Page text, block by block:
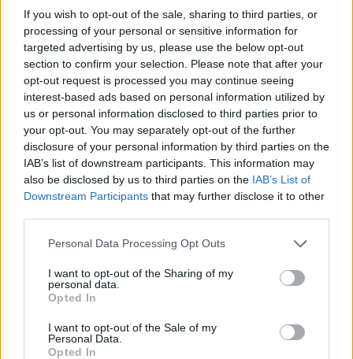
If you wish to opt-out of the sale, sharing to third parties, or
processing of your personal or sensitive information for
targeted advertising by us, please use the below opt-out
section to confirm your selection. Please note that after your
opt-out request is processed you may continue seeing
interest-based ads based on personal information utilized by
us or personal information disclosed to third parties prior to
your opt-out. You may separately opt-out of the further
disclosure of your personal information by third parties on the
IAB’s list of downstream participants. This information may
also be disclosed by us to third parties on the IAB’s List of
Downstream Participants that may further disclose it to other
Please note that this website/app uses one or more Google
not limited to your visit or usage behaviour. You may click to
grant or deny consent to Google and its third-party tags to
use your data for below specified purposes in below Google
consent section.
Personal Data Processing Opt Outs
I want to opt-out of the Sharing of my
personal data.
Opted In
I want to opt-out of the Sale of my
Personal Data.
Opted In
A Juno tudósainak sikerült újraalkotniuk az Io egy másik
látványos jellegzetességét is, egy, a felszínből kiálló tüskés
képződményt, amelyet csak úgy hívnak,
tudjuk, hogy milyen vulkáni tevékenység hozhatott létre
ilyen lenyűgöző domborzati formát.
Ha már a vulkanikus tevékenységnél tartunk, két
nemrégiben megjelent tanulmány is megdöbbentő
következtetésre jutott az Ióval kapcsolatban: ez a hold a